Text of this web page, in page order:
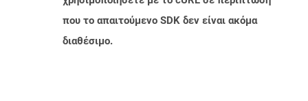
που το απαιτούμενο SDK δεν είναι ακόμα
διαθέσιμο.